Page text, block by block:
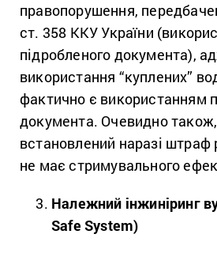
правопорушення,
ст. 358 ККУ України
підробленого документа),
використання “куплених”
фактично є використанням
документа. Очевидно
встановлений наразі штраф
не має стримувального
Належний інжиніринг
Safe System)